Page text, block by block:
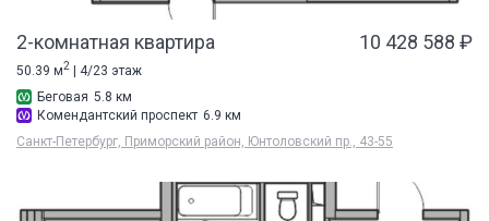
2-комнатная квартира 10 428 588 ₽
50.39 м2
| 4/23 этаж
Беговая 5.8 км
Комендантский проспект 6.9 км
Санкт-Петербург, Приморский район, Юнтоловский пр., 43-55